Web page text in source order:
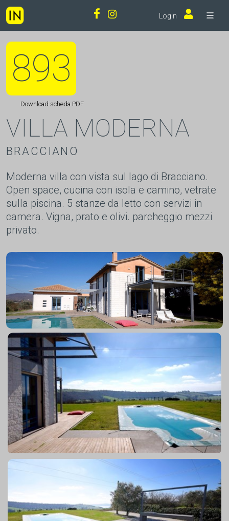
Login
893
Download scheda PDF
VILLA MODERNA
BRACCIANO
Moderna villa con vista sul lago di Bracciano.
Open space, cucina con isola e camino, vetrate
sulla piscina. 5 stanze da letto con servizi in
camera. Vigna, prato e olivi. parcheggio mezzi
privato.